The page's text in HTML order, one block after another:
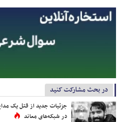
در بحث مشارکت کنید
جزئیات جدید از قتل یک
در شبکه‌های معاند